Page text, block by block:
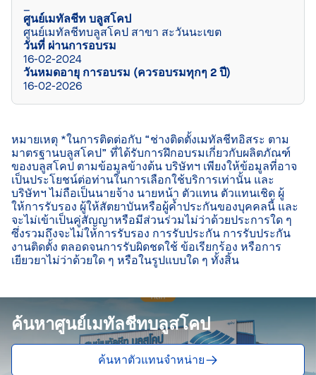
ศูนย์เมทัลชีท บลูสโคป
ศูนย์เมทัลชีทบลูสโคป สาขา สะวันนะเขต
วันที่ ผ่านการอบรม
16-02-2024
วันหมดอายุ การอบรม (ควรอบรมทุกๆ 2 ปี)
16-02-2026
หมายเหตุ *ในการติดต่อกับ “ช่างติดตั้งเมทัลชีทอิสระ ตาม
มาตรฐานบลูสโคป” ที่ได้รับการฝึกอบรมเกี่ยวกับผลิตภัณฑ์
ของบลูสโคป ตามข้อมูลข้างต้น บริษัทฯ เพียงให้ข้อมูลที่อาจ
เป็นประโยชน์ต่อท่านในการเลือกใช้บริการเท่านั้น และ
บริษัทฯ ไม่ถือเป็นนายจ้าง นายหน้า ตัวแทน ตัวแทนเชิด ผู้
ให้การรับรอง ผู้ให้สัตยาบันหรือผู้ค้ำประกันของบุคคลนี้ และ
จะไม่เข้าเป็นคู่สัญญาหรือมีส่วนร่วมไม่ว่าด้วยประการใด ๆ
ซึ่งรวมถึงจะไม่ให้การรับรอง การรับประกัน การรับประกัน
งานติดตั้ง ตลอดจนการรับผิดชดใช้ ข้อเรียกร้อง หรือการ
เยียวยาไม่ว่าด้วยใด ๆ หรือในรูปแบบใด ๆ ทั้งสิ้น
ค้นหาศูนย์เมทัลชีทบลูสโคป
ค้นหาตัวแทนจำหน่าย